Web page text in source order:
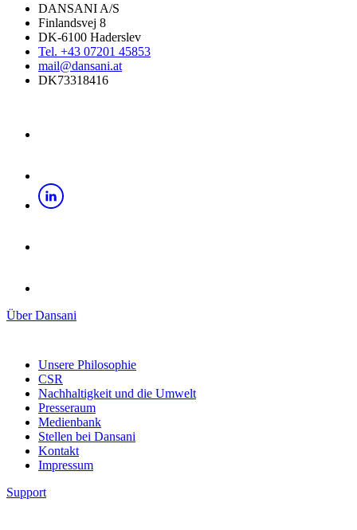
DANSANI A/S
Finlandsvej 8
DK-6100 Haderslev
Tel. +43 07201 45853
mail@dansani.at
DK73318416
Über Dansani
Unsere Philosophie
CSR
Nachhaltigkeit und die Umwelt
Presseraum
Medienbank
Stellen bei Dansani
Kontakt
Impressum
Support